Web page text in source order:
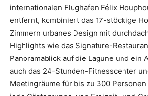
internationalen Flughafen Félix
entfernt, kombiniert das 17-stöckige
Zimmern urbanes Design mit
Highlights wie das Signature-
Panoramablick auf die Lagune und ein
auch das 24-Stunden-Fitnesscenter
Meetingräume für bis zu 300